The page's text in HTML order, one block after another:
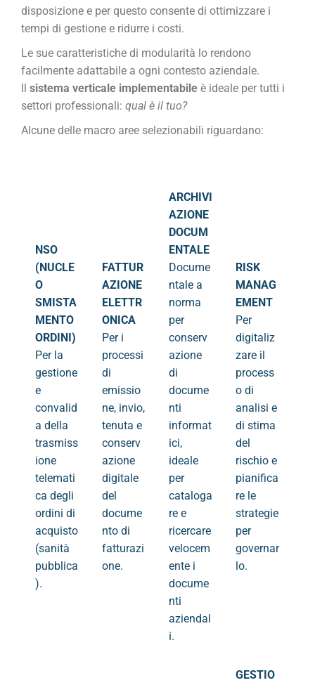
disposizione e per questo consente di ottimizzare i
tempi di gestione e ridurre i costi.
Le sue caratteristiche di modularità lo rendono
facilmente adattabile a ogni contesto aziendale.
sistema verticale implementabile è ideale per tutti i
settori professionali: qual è il tuo?
Alcune delle macro aree selezionabili riguardano:
NSO
(NUCLE
O
SMISTA
MENTO
ORDINI)
Per la
gestione
e
convalid
a della
trasmiss
ione
telemati
ca degli
ordini di
acquisto
(sanità
pubblica
).
FATTUR
AZIONE
ELETTR
ONICA
Per i
processi
di
emissio
ne, invio,
tenuta e
conserv
azione
digitale
del
docume
nto di
fatturazi
one.
ARCHIVI
AZIONE
DOCUM
ENTALE
Docume
ntale a
norma
per
conserv
azione
di
docume
nti
informat
ici,
ideale
per
cataloga
re e
ricercare
velocem
ente i
docume
nti
aziendal
i.
RISK
MANAG
EMENT
Per
digitaliz
zare il
process
o di
analisi e
di stima
del
rischio e
pianifica
re le
strategie
per
governar
lo.
GESTIO